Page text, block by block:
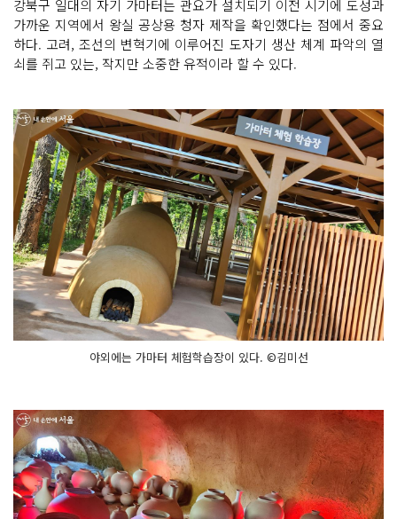
강북구 일대의 자기 가마터는 관요가 설치되기 이전 시기에 도성과
가까운 지역에서 왕실 공상용 청자 제작을 확인했다는 점에서 중요
하다. 고려, 조선의 변혁기에 이루어진 도자기 생산 체계 파악의 열
쇠를 쥐고 있는, 작지만 소중한 유적이라 할 수 있다.
야외에는 가마터 체험학습장이 있다. ©김미선